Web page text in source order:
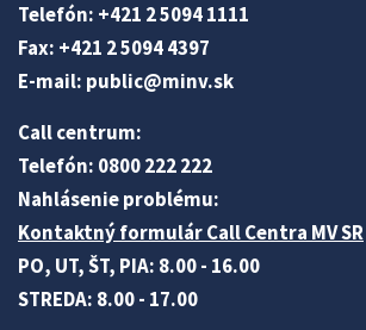
Telefón: +421 2 5094 1111
Fax: +421 2 5094 4397
E-mail: public@minv.sk
Call centrum:
Telefón: 0800 222 222
Nahlásenie problému:
Kontaktný formulár Call Centra MV SR
PO, UT, ŠT, PIA: 8.00 - 16.00
STREDA: 8.00 - 17.00